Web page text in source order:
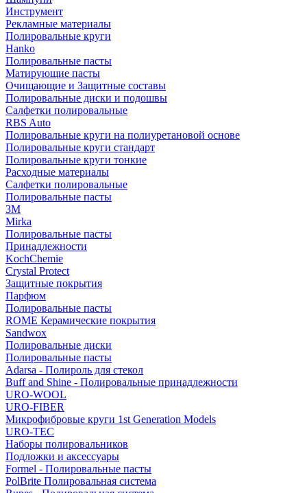
Инструмент
Рекламные материалы
Полировальные круги
Hanko
Полировальные пасты
Матирующие пасты
Очищающие и Защитные составы
Полировальные диски и подошвы
Салфетки полировальные
RBS Auto
Полировальные круги на полиуретановой основе
Полировальные круги стандарт
Полировальные круги тонкие
Расходные материалы
Салфетки полировальные
Полировальные пасты
3М
Mirka
Полировальные пасты
Принадлежности
KochChemie
Crystal Protect
Защитные покрытия
Парфюм
Полировальные пасты
ROME Керамические покрытия
Sandwox
Полировальные диски
Полировальные пасты
Adarsa - Полироль для стекол
Buff and Shine - Полировальные принадлежности
URO-WOOL
URO-FIBER
Микрофибровые круги 1st Generation Models
URO-TEC
Наборы полировальников
Подложки и аксессуары
Formel - Полировальные пасты
PolBrite Полировальная система